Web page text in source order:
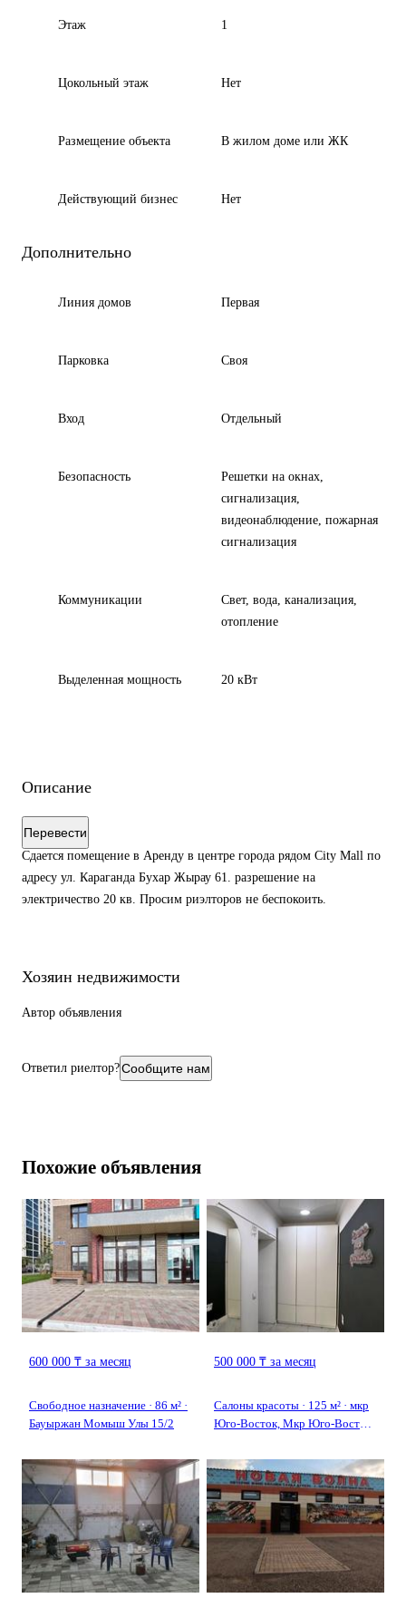
Этаж 1
Цокольный этаж Нет
Размещение объекта В жилом доме или ЖК
Действующий бизнес Нет
Дополнительно
Линия домов Первая
Парковка Своя
Вход Отдельный
Безопасность
Решетки на окнах,
сигнализация,
видеонаблюдение, пожарная
сигнализация
Коммуникации
Свет, вода, канализация,
отопление
Выделенная мощность 20 кВт
Описание
Перевести
Сдается помещение в Аренду в центре города рядом City Mall по
адресу ул. Караганда Бухар Жырау 61. разрешение на
электричество 20 кв. Просим риэлторов не беспокоить.
Хозяин недвижимости
Автор объявления
Ответил риелтор?Сообщите нам
Похожие объявления
600 000 ₸ за месяц
Свободное назначение · 86 м² ·
Бауыржан Момыш Улы 15/2
500 000 ₸ за месяц
Салоны красоты · 125 м² · мкр
Юго-Восток, Мкр Юго-Восток,
Муканова 1/6